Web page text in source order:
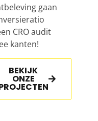
gaan
CRO audit
kanten!
BEKIJK
ONZE